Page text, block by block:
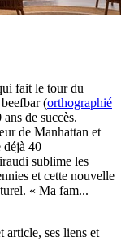
fait le tour du
(orthographié
de succès.
de Manhattan et
déjà 40
sublime les
et cette nouvelle
« Ma fam...
article, ses liens et